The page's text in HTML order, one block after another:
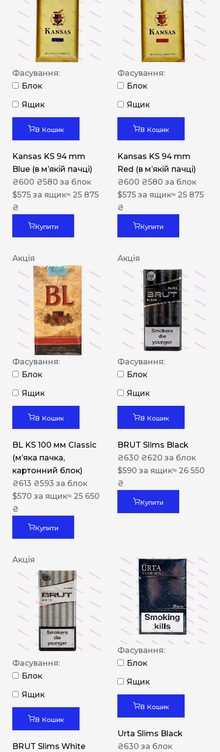
Фасування:
Блок
Ящик
В Кошик
Kansas KS 94 mm
Blue (в мʼякій пачці)
₴600 ₴580 за блок
$575 за ящик≈ 25 875
₴
Купити
Фасування:
Блок
Ящик
В Кошик
Kansas KS 94 mm
Red (в мʼякій пачці)
₴600 ₴580 за блок
$575 за ящик≈ 25 875
₴
Купити
Акція
Фасування:
Блок
Ящик
В Кошик
BL KS 100 мм Classic
(м’яка пачка,
картонний блок)
₴613 ₴593 за блок
$570 за ящик≈ 25 650
₴
Купити
Акція
Фасування:
Блок
Ящик
В Кошик
BRUT Slims Black
₴630 ₴620 за блок
$590 за ящик≈ 26 550
₴
Купити
Акція
Фасування:
Блок
Ящик
В Кошик
BRUT Slims White
Фасування:
Блок
Ящик
В Кошик
Urta Slims Black
₴630 за блок